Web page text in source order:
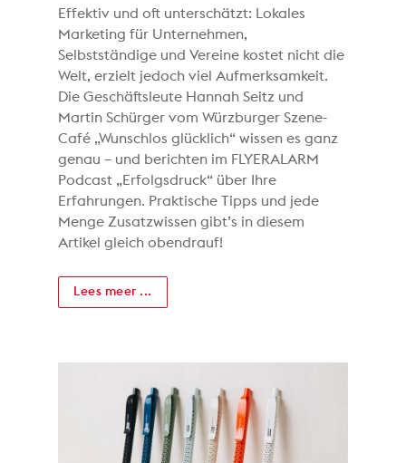
Effektiv und oft unterschätzt: Lokales
Marketing für Unternehmen,
Selbstständige und Vereine kostet nicht die
Welt, erzielt jedoch viel Aufmerksamkeit.
Die Geschäftsleute Hannah Seitz und
Martin Schürger vom Würzburger Szene-
Café „Wunschlos glücklich“ wissen es ganz
genau – und berichten im FLYERALARM
Podcast „Erfolgsdruck“ über Ihre
Erfahrungen. Praktische Tipps und jede
Menge Zusatzwissen gibt’s in diesem
Artikel gleich obendrauf!
Lees meer ...